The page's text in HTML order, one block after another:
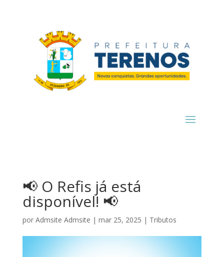
📢 O Refis já está
disponível! 📢
por Admsite Admsite | mar 25, 2025 | Tributos